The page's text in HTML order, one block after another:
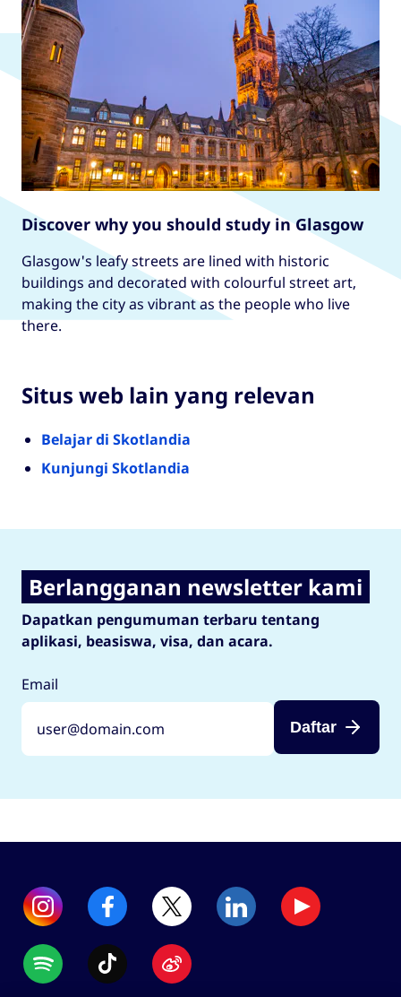
Discover why you should study in Glasgow
Glasgow's leafy streets are lined with historic
buildings and decorated with colourful street art,
making the city as vibrant as the people who live
there.
Situs web lain yang relevan
Belajar di Skotlandia
Kunjungi Skotlandia
Berlangganan newsletter kami
Dapatkan pengumuman terbaru tentang
aplikasi, beasiswa, visa, dan acara.
Email
Daftar